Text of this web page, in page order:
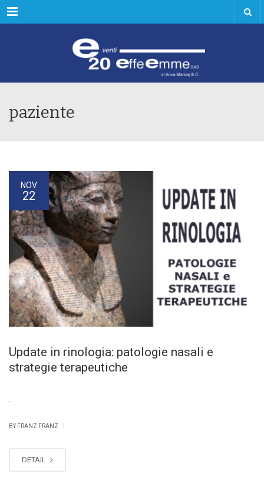
Menu
paziente
NOV
22
Update in rinologia: patologie nasali e
strategie terapeutiche
.
BY FRANZ FRANZ
DETAIL